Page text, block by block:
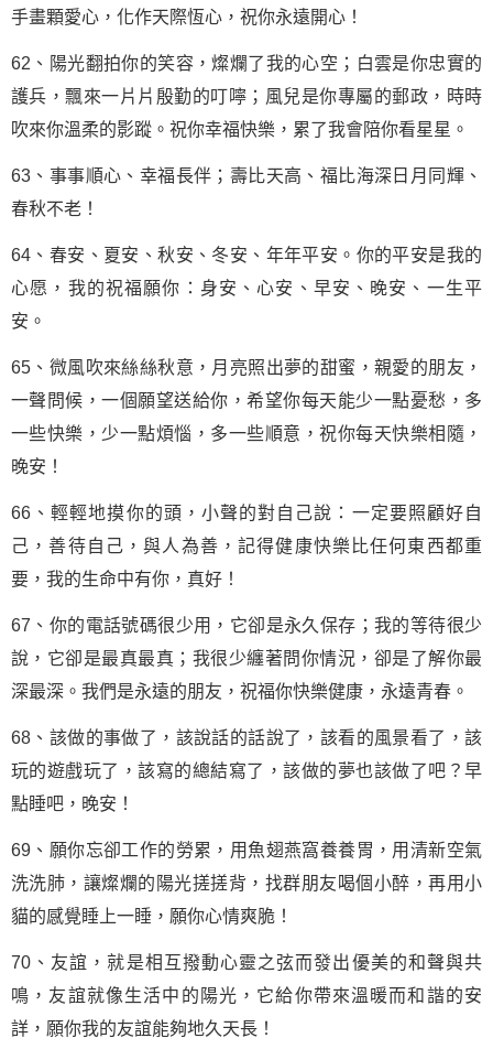
手畫顆愛心，化作天際恆心，祝你永遠開心！
62、陽光翻拍你的笑容，燦爛了我的心空；白雲是你忠實的
護兵，飄來一片片殷勤的叮嚀；風兒是你專屬的郵政，時時
吹來你溫柔的影蹤。祝你幸福快樂，累了我會陪你看星星。
63、事事順心、幸福長伴；壽比天高、福比海深日月同輝、
春秋不老！
64、春安、夏安、秋安、冬安、年年平安。你的平安是我的
心愿，我的祝福願你：身安、心安、早安、晚安、一生平
安。
65、微風吹來絲絲秋意，月亮照出夢的甜蜜，親愛的朋友，
一聲問候，一個願望送給你，希望你每天能少一點憂愁，多
一些快樂，少一點煩惱，多一些順意，祝你每天快樂相隨，
晚安！
66、輕輕地摸你的頭，小聲的對自己說：一定要照顧好自
己，善待自己，與人為善，記得健康快樂比任何東西都重
要，我的生命中有你，真好！
67、你的電話號碼很少用，它卻是永久保存；我的等待很少
說，它卻是最真最真；我很少纏著問你情況，卻是了解你最
深最深。我們是永遠的朋友，祝福你快樂健康，永遠青春。
68、該做的事做了，該說話的話說了，該看的風景看了，該
玩的遊戲玩了，該寫的總結寫了，該做的夢也該做了吧？早
點睡吧，晚安！
69、願你忘卻工作的勞累，用魚翅燕窩養養胃，用清新空氣
洗洗肺，讓燦爛的陽光搓搓背，找群朋友喝個小醉，再用小
貓的感覺睡上一睡，願你心情爽脆！
70、友誼，就是相互撥動心靈之弦而發出優美的和聲與共
鳴，友誼就像生活中的陽光，它給你帶來溫暖而和諧的安
詳，願你我的友誼能夠地久天長！